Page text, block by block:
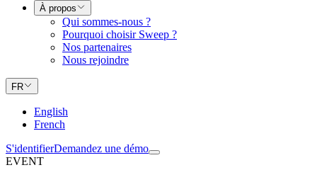
À propos
Qui sommes-nous ?
Pourquoi choisir Sweep ?
Nos partenaires
Nous rejoindre
FR
English
French
S'identifierDemandez une démo
EVENT